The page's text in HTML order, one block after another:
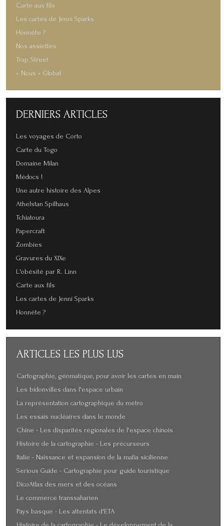
Carte aux fils
Les cartes de Jenni Sparks
Honnête ?
Nos assiettes
Trap Street
« Nous » Global
DERNIERS ARTICLES
Les voyages de Corto
Carte du Togo
Domaine Milan
Médocs !
Une autre histoire des Alpes
Athelstan Spilhaus
Tchiatoura
Papercraft
Zombies
Gravures du XIXe
L'obésité par R. Linn
Carte aux fils
Les cartes de Jenni Sparks
Honnête ?
ARTICLES LES PLUS LUS
Cartographie, géomatique, pour avoir les cartes en main
Les bidonvilles dans l'espace urbain
La représentation cartographique du métro
Les essais nucléaires dans le monde
Chine - Les disparités régionales de l'espace chinois
Histoire de la cartographie - Les précurseurs
Italie - Naissance et expansion de la mafia sicilienne
Serious Guide - Cartographie pour guide touristique
DicoAtlas des mers et des océans
Le commerce transsaharien
Pays basque - Les attentats d'ETA